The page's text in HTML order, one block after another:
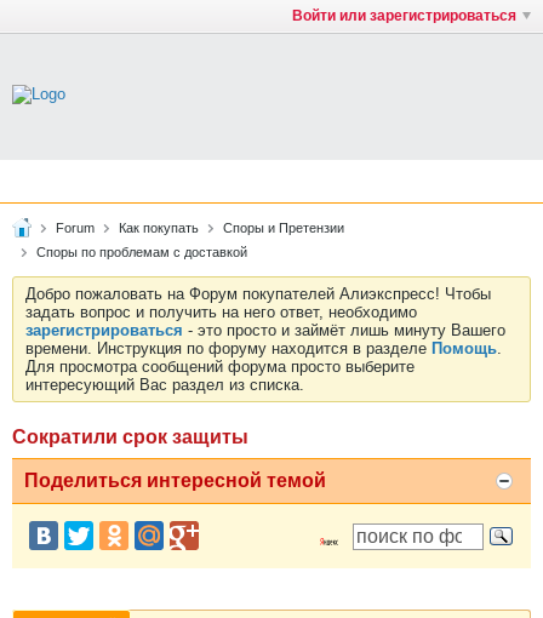
Войти или зарегистрироваться
Forum Как покупать
Споры и Претензии
Споры по проблемам с доставкой
Добро пожаловать на Форум покупателей Алиэкспресс! Чтобы
задать вопрос и получить на него ответ, необходимо
зарегистрироваться - это просто и займёт лишь минуту Вашего
времени. Инструкция по форуму находится в разделе Помощь.
Для просмотра сообщений форума просто выберите
интересующий Вас раздел из списка.
Сократили срок защиты
Поделиться интересной темой